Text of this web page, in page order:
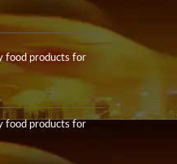
food products for
food products for